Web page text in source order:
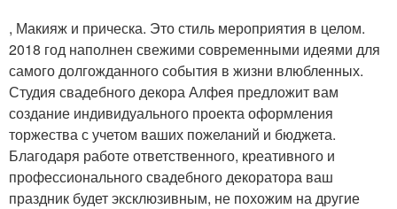
, Макияж и прическа. Это стиль мероприятия в целом.
2018 год наполнен свежими современными идеями для
самого долгожданного события в жизни влюбленных.
Студия свадебного декора Алфея предложит вам
создание индивидуального проекта оформления
торжества с учетом ваших пожеланий и бюджета.
Благодаря работе ответственного, креативного и
профессионального свадебного декоратора ваш
праздник будет эксклюзивным, не похожим на другие